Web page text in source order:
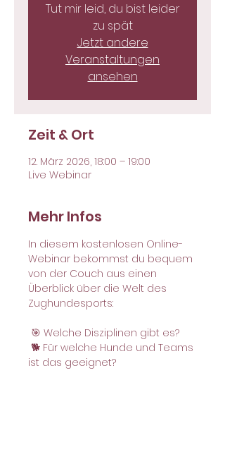
Tut mir leid, du bist leider
zu spät
Jetzt andere
Veranstaltungen
ansehen
Zeit & Ort
12. März 2026, 18:00 – 19:00
Live Webinar
Mehr Infos
In diesem kostenlosen Online-
Webinar bekommst du bequem
von der Couch aus einen
Überblick über die Welt des
Zughundesports:
🎯 Welche Disziplinen gibt es?
ist das geeignet?